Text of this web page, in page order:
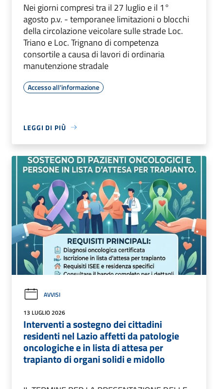
Nei giorni compresi tra il 27 luglio e il 1°
agosto p.v. - temporanee limitazioni o blocchi
della circolazione veicolare sulle strade Loc.
Triano e Loc. Trignano di competenza
consortile a causa di lavori di ordinaria
manutenzione stradale
Accesso all'informazione
LEGGI DI PIÙ
AVVISI
13 LUGLIO 2026
Interventi a sostegno dei cittadini
residenti nel Lazio affetti da patologie
oncologiche e in lista di attesa per
trapianto di organi solidi e midollo